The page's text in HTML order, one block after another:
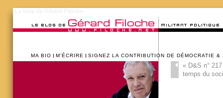
MA BIO M’ÉCRIRE SIGNEZ LA CONTRIBUTION DE DÉMOCRATIE &
«D&S n°
temps du